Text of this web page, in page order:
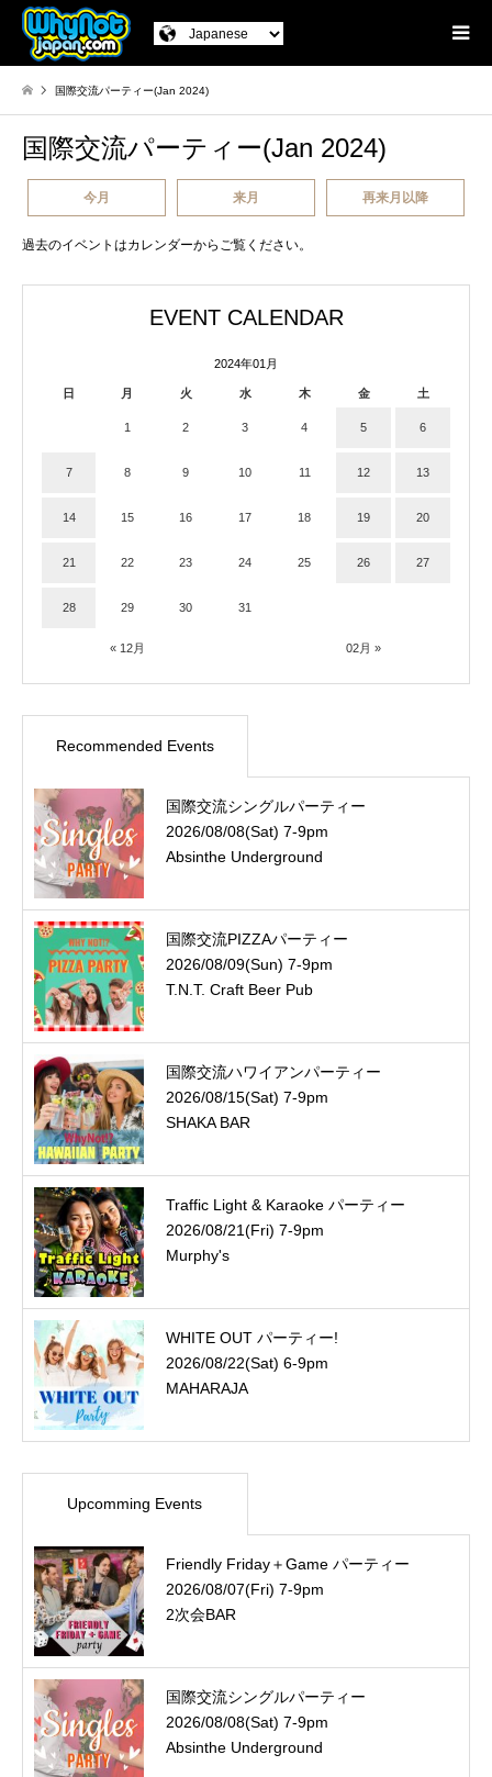
国際交流パーティー(Jan 2024)
国際交流パーティー(Jan 2024)
今月 来月 再来月以降
過去のイベントはカレンダーからご覧ください。
EVENT CALENDAR
2024年01月
日 月 火 水 木 金 土
« 12月 02月 »
1 2 3 4 5 6
7 8 9 10 11 12 13
14 15 16 17 18 19 20
21 22 23 24 25 26 27
28 29 30 31
Recommended Events
国際交流シングルパーティー
2026/08/08(Sat) 7-9pm
Absinthe Underground
国際交流PIZZAパーティー
2026/08/09(Sun) 7-9pm
T.N.T. Craft Beer Pub
国際交流ハワイアンパーティー
2026/08/15(Sat) 7-9pm
SHAKA BAR
Traffic Light & Karaoke パーティー
2026/08/21(Fri) 7-9pm
Murphy's
WHITE OUT パーティー!
2026/08/22(Sat) 6-9pm
MAHARAJA
Upcomming Events
Friendly Friday＋Game パーティー
2026/08/07(Fri) 7-9pm
2次会BAR
国際交流シングルパーティー
2026/08/08(Sat) 7-9pm
Absinthe Underground